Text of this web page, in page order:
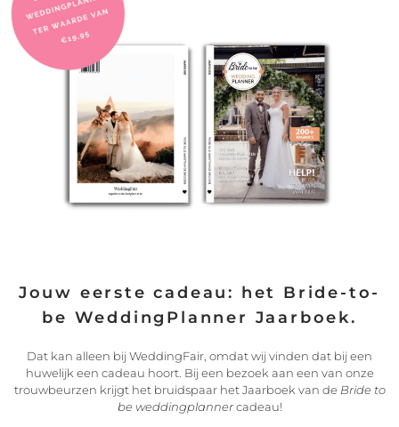
Hoe je de juiste sportbeha kiest
Ongeacht uw borstomvang, de juiste sportbeha is essentieel
LEES VERDER
Jouw eerste cadeau: het Bride-to-
be WeddingPlanner Jaarboek.
Dat kan alleen bij WeddingFair, omdat wij vinden dat bij een
huwelijk een cadeau hoort. Bij een bezoek aan een van onze
trouwbeurzen krijgt het bruidspaar het Jaarboek van de Bride to
be weddingplannercadeau!